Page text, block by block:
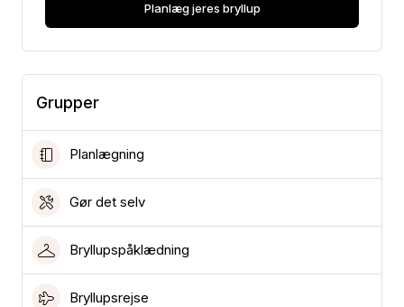
Planlæg jeres bryllup
Grupper
Planlægning
Gør det selv
Bryllupspåklædning
Bryllupsrejse